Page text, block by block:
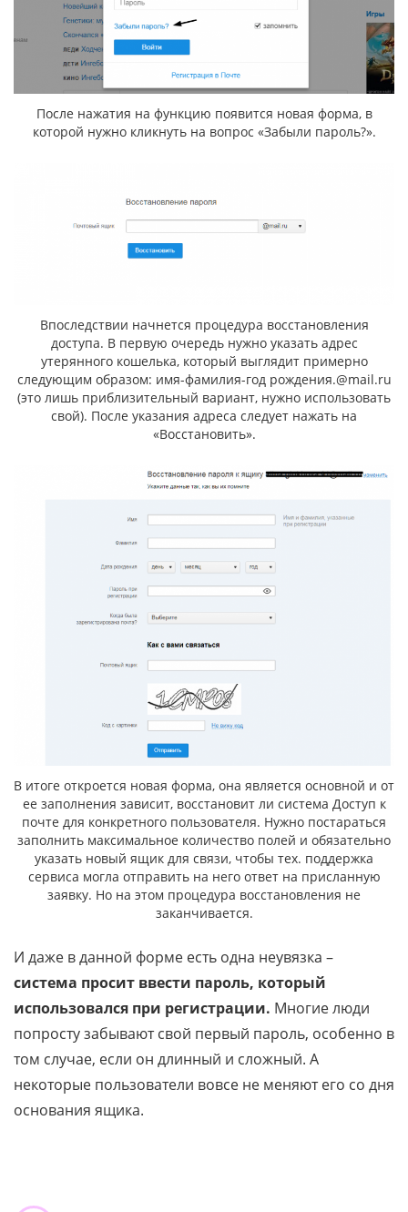
После нажатия на функцию появится новая форма, в
которой нужно кликнуть на вопрос «Забыли пароль?».
Впоследствии начнется процедура восстановления
доступа. В первую очередь нужно указать адрес
утерянного кошелька, который выглядит примерно
следующим образом: имя-фамилия-год рождения.@mail.ru
(это лишь приблизительный вариант, нужно использовать
свой). После указания адреса следует нажать на
«Восстановить».
В итоге откроется новая форма, она является основной и от
ее заполнения зависит, восстановит ли система Доступ к
почте для конкретного пользователя. Нужно постараться
заполнить максимальное количество полей и обязательно
указать новый ящик для связи, чтобы тех. поддержка
сервиса могла отправить на него ответ на присланную
заявку. Но на этом процедура восстановления не
заканчивается.
И даже в данной форме есть одна неувязка –
система просит ввести пароль, который
использовался при регистрации. Многие люди
попросту забывают свой первый пароль, особенно в
том случае, если он длинный и сложный. А
некоторые пользователи вовсе не меняют его со дня
основания ящика.